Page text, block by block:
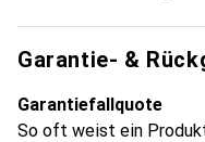
Garantie- &
Garantiefallquote
So oft weist ein